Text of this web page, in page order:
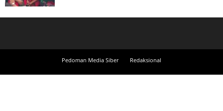
Pedoman Media Siber Redaksional